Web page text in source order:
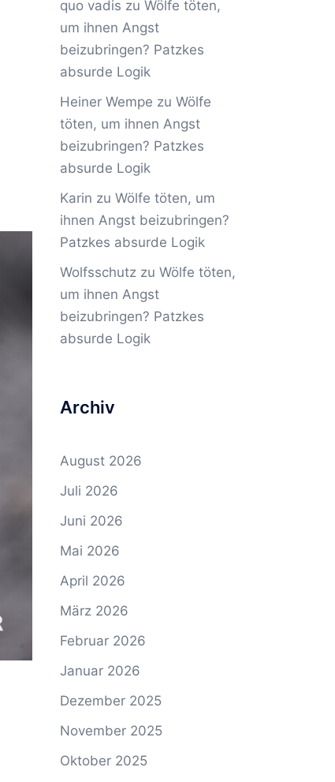
quo vadis zu Wölfe töten,
um ihnen Angst
beizubringen? Patzkes
absurde Logik
Heiner Wempe zu Wölfe
töten, um ihnen Angst
beizubringen? Patzkes
absurde Logik
Karin zu Wölfe töten, um
ihnen Angst beizubringen?
Patzkes absurde Logik
Wolfsschutzzu Wölfe töten,
um ihnen Angst
beizubringen? Patzkes
absurde Logik
Archiv
August 2026
Juli 2026
Juni 2026
Mai 2026
April 2026
März 2026
Februar 2026
Januar 2026
Dezember 2025
November 2025
Oktober 2025